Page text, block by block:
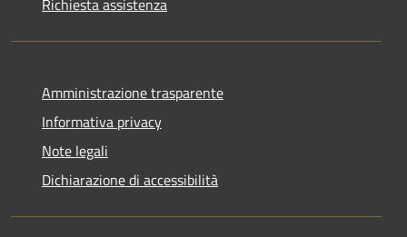
Richiesta assistenza
Amministrazione trasparente
Informativa privacy
Note legali
Dichiarazione di accessibilità